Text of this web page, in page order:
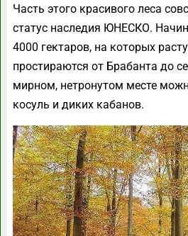
Часть этого красивого леса
статус наследия ЮНЕСКО.
4000 гектаров, на которых
простираются от Брабанта до
мирном, нетронутом месте
косуль и диких кабанов.